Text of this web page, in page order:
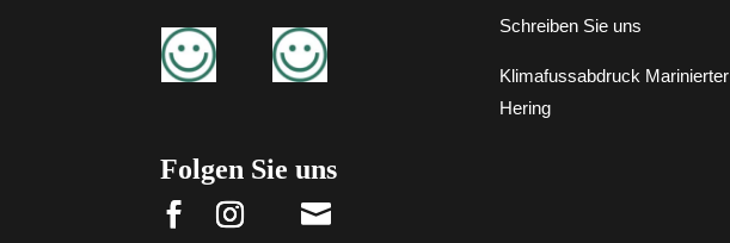
Folgen Sie uns

Schreiben Sie uns
Klimafussabdruck Marinierter
Hering